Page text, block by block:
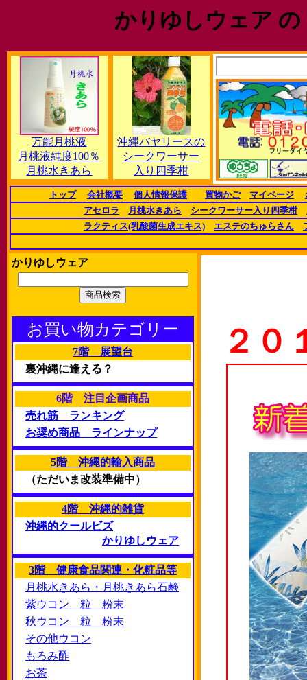
かりゆしウェア
万能月桃液
月桃液純度100％
月桃水きあら
沖縄バヤリースの
シークワーサー
入り四季柑
トップ 会社概要 個人情報保護 買物かご マイページ
アセロラ
月桃水きあら シークワーサー入り四季柑
ラクティス(乳酸菌生成エキス)
エステのちゅらさん
かりゆしウェア
お買い物カテゴリー
7階 展望台
裏沖縄に逢える？
6階 注目企画商品
売れ筋 ランキング
お奨め商品 ラインナップ
5階 沖縄的輸入商品
（ただいま改装準備中）
4階 沖縄的雑貨
沖縄的クールビズ
かりゆしウェア
3階 健康食品関連・化粧品等
月桃水きあら・月桃きあら石鹸
紫ウコン 粒 粉末
秋ウコン 粒 粉末
その他ウコン
もろみ酢
お茶
２０